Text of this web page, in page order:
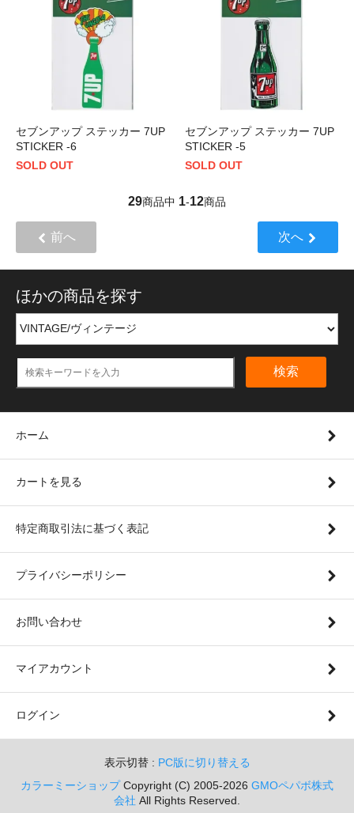
セブンアップ ステッカー 7UP
STICKER -6
SOLD OUT
セブンアップ ステッカー 7UP
STICKER -5
SOLD OUT
29商品中 1-12商品
前へ 次へ
ほかの商品を探す
検索
ホーム
カートを見る
特定商取引法に基づく表記
プライバシーポリシー
お問い合わせ
マイアカウント
ログイン
表示切替 : PC版に切り替える
カラーミーショップCopyright (C) 2005-2026 GMOペパボ株式
会社 All Rights Reserved.